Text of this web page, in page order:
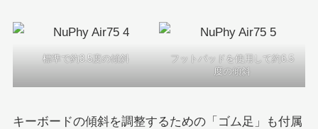
標準で約3.5度の傾斜
フットパッドを使用して約6.5
度の傾斜
キーボードの傾斜を調整するための「ゴム足」も付属